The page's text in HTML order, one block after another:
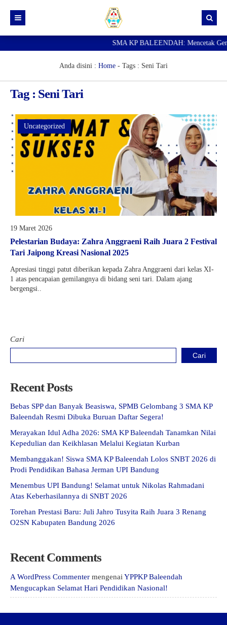
Data Guru
Portal Siswa
SPMB
SNBP
SMA KP BALEENDAH: Mencetak
Anda disini : Home - Tags : Seni Tari
Tag : Seni Tari
Uncategorized
19 Maret 2026
Pelestarian Budaya: Zahra Anggraeni Raih Juara 2 Festival
Tari Jaipong Kreasi Nasional 2025
Apresiasi tinggi patut diberikan kepada Zahra Anggraeni dari kelas XI-
1 atas pencapaian gemilangnya di bidang seni tari. Dalam ajang
bergengsi..
Cari
Cari
Recent Posts
Bebas SPP dan Banyak Beasiswa, SPMB Gelombang 3 SMA KP
Baleendah Resmi Dibuka Buruan Daftar Segera!
Merayakan Idul Adha 2026: SMA KP Baleendah Tanamkan Nilai
Kepedulian dan Keikhlasan Melalui Kegiatan Kurban
Membanggakan! Siswa SMA KP Baleendah Lolos SNBT 2026 di
Prodi Pendidikan Bahasa Jerman UPI Bandung
Menembus UPI Bandung! Selamat untuk Nikolas Rahmadani
Atas Keberhasilannya di SNBT 2026
Torehan Prestasi Baru: Juli Jahro Tusyita Raih Juara 3 Renang
O2SN Kabupaten Bandung 2026
Recent Comments
A WordPress Commenter mengenai YPPKP Baleendah
Mengucapkan Selamat Hari Pendidikan Nasional!